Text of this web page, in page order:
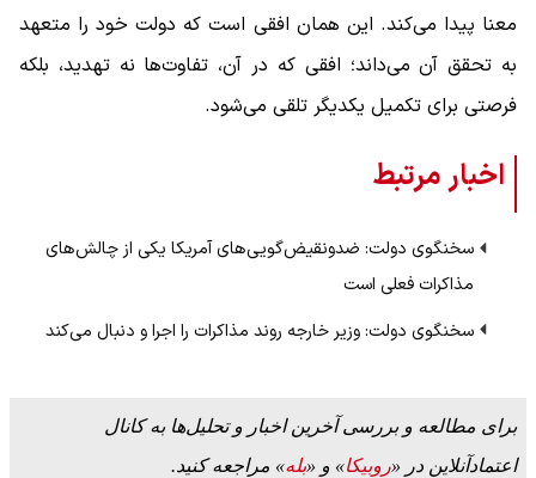
معنا پیدا می‌کند. این همان افقی است که دولت خود را متعهد
به تحقق آن می‌داند؛ افقی که در آن، تفاوت‌ها نه تهدید، بلکه
فرصتی برای تکمیل یکدیگر تلقی می‌شود.
اخبار مرتبط
سخنگوی دولت: ضدونقیض‌گویی‌های آمریکا یکی از چالش‌های
مذاکرات فعلی است
سخنگوی دولت: وزیر خارجه روند مذاکرات را اجرا و دنبال می‌کند
برای مطالعه و بررسی آخرین اخبار و تحلیل‌ها به کانال
اعتمادآنلاین در «روبیکا» و «بله» مراجعه کنید.